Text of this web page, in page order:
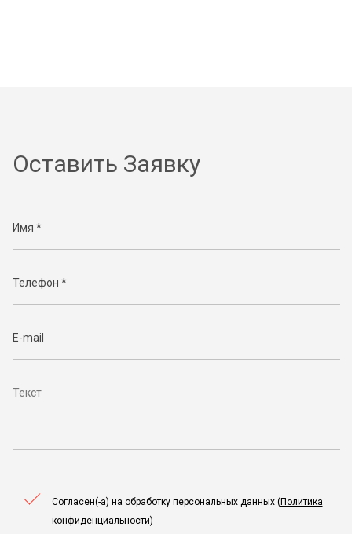
Оставить Заявку
Согласен(-а) на обработку персональных данных (Политика
конфиденциальности)